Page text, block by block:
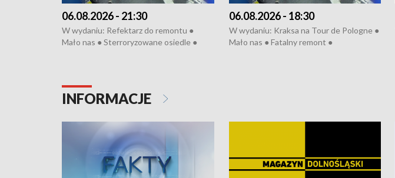
06.08.2026 - 21:30
W wydaniu: Refektarz do remontu ●
Mało nas ● Sterroryzowane osiedle ●
Pologne
06.08.2026 - 18:30
W wydaniu: Kraksa na Tour de Pologne ●
Mało nas ● Fatalny remont ●
INFORMACJE